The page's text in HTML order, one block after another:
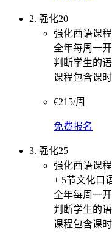
2. 强化20
强化西语课
全年每周一
判断学生的
课程包含课
€215/周
免费报名
3. 强化25
强化西语课
+ 5节文化口
全年每周一
判断学生的
课程包含课